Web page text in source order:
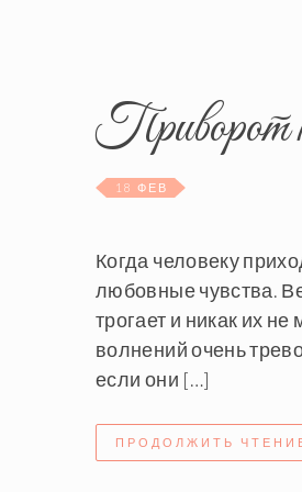
Приворот
18 ФЕВ
Когда человеку
любовные чувства.
трогает и никак их
волнений очень
если они […]
ПРОДОЛЖИТЬ